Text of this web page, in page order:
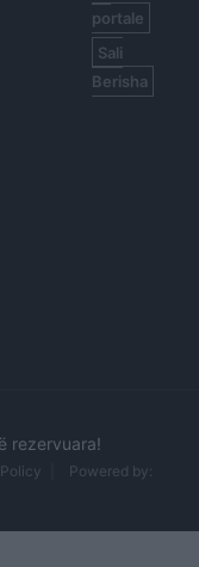
portale
Sali
Berisha
rezervuara!
Powered by: